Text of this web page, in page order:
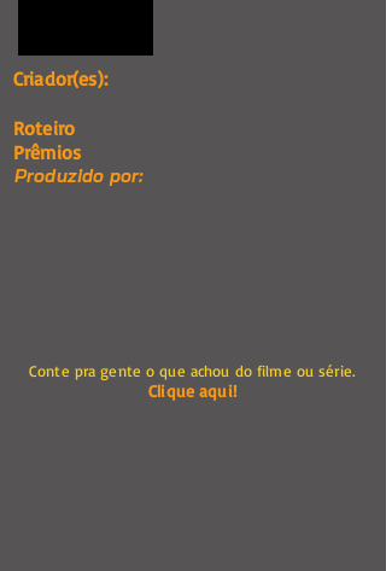
Conte pra gente o que achou do filme ou série.
Clique aqui!
Criador(es):
Roteiro
Prêmios
Produzido por: